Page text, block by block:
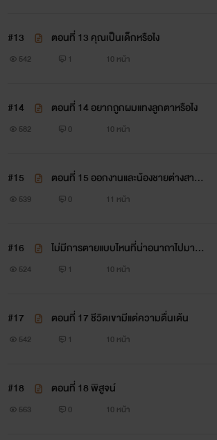
#13 ่ตอนที่ 13 คุณเป็นเด็กหรือไง
542 1 10 หน้า
#14 ตอนที่ 14 อยากถูกผมแทงลูกตาหรือไง
582 0 10 หน้า
#15
ตอนที่ 15 ออกงานและน้องชายต่างสายเ
ลือด
539 0 11 หน้า
#16
ไม่มีการตายแบบไหนที่น่าอนาถาไปมาก
กว่านี้อีกแล้ว!
524 1 10 หน้า
#17 ตอนที่ 17 ชีวิตเขามีแต่ความตื่นเต้น
542 1 10 หน้า
#18 ตอนที่ 18 พิสูจน์
563 0 10 หน้า